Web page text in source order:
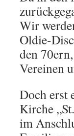
Wir
Oldie-
den
Vereinen
Doch erst
Kirche
im